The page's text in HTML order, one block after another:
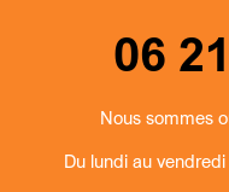
06
Nous sommes
Du lundi au